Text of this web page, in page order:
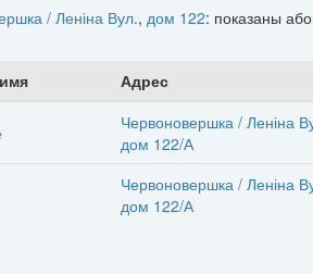
/ Леніна Вул., дом 122: показаны
Адрес
Червоновершка / Леніна
дом 122/А
Червоновершка / Леніна
дом 122/А